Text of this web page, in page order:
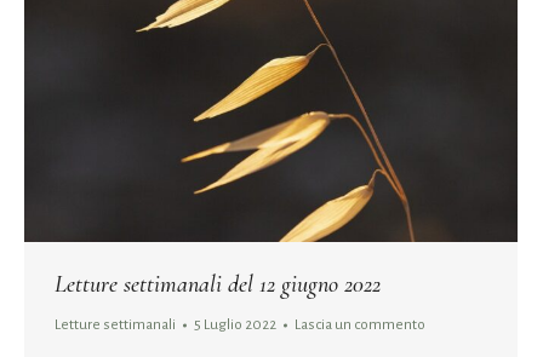
Letture settimanali del 12 giugno 2022
Letture settimanali 5 Luglio 2022 Lascia un commento